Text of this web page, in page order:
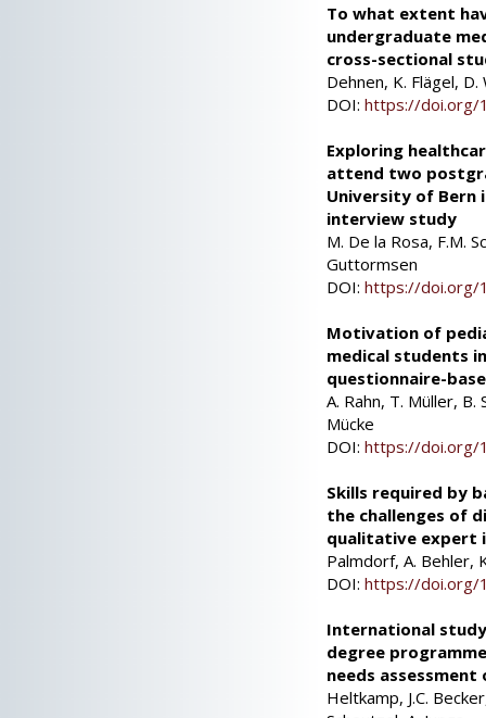
To what extent
undergraduate
cross-sectional
Dehnen, K. Flägel, D.
DOI:https://doi.org/
Exploring
attend two
University of Bern
interview study
M. De la Rosa, F.M.
Guttormsen
DOI:https://doi.org/
Motivation of
medical students
questionnaire-
A. Rahn, T. Müller,
Mücke
DOI:https://doi.org/
Skills required by
the challenges of
qualitative expert
Palmdorf, A. Behler,
DOI:https://doi.org/
International
degree
needs
Heltkamp, J.C.